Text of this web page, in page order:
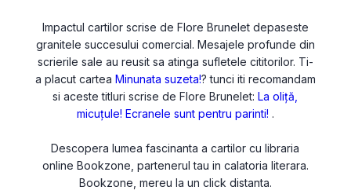
Impactul cartilor scrise de Flore Brunelet depaseste
granitele succesului comercial. Mesajele profunde din
scrierile sale au reusit sa atinga sufletele cititorilor. Ti-
a placut cartea Minunata suzeta!? tunci iti recomandam
si aceste titluri scrise de Flore Brunelet:La oliță,
micuțule! Ecranele sunt pentru parinti! .
Descopera lumea fascinanta a cartilor cu libraria
online Bookzone, partenerul tau in calatoria literara.
Bookzone, mereu la un click distanta.